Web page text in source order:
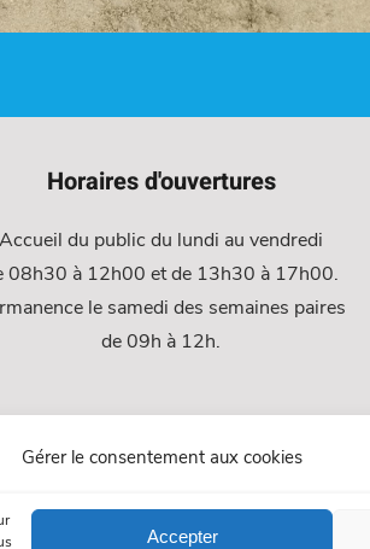
Gérer le consentement aux cookies
Accepter
Horaires d'ouvertures
Accueil du public du lundi au vendredi
08h30 à 12h00 et de 13h30 à 17h00.
le samedi des semaines paires
de 09h à 12h.